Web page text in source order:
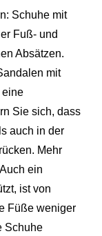
Schuhe mit
Fuß- und
Absätzen.
mit
eine
Sie sich, dass
auch in der
Mehr
Auch ein
ist von
Füße weniger
Schuhe